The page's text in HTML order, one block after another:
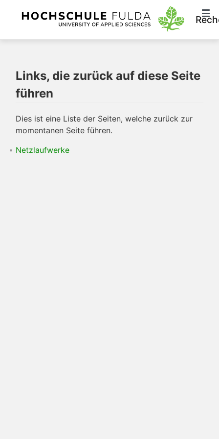
Links, die zurück auf diese Seite
führen
Dies ist eine Liste der Seiten, welche zurück zur
momentanen Seite führen.
Netzlaufwerke